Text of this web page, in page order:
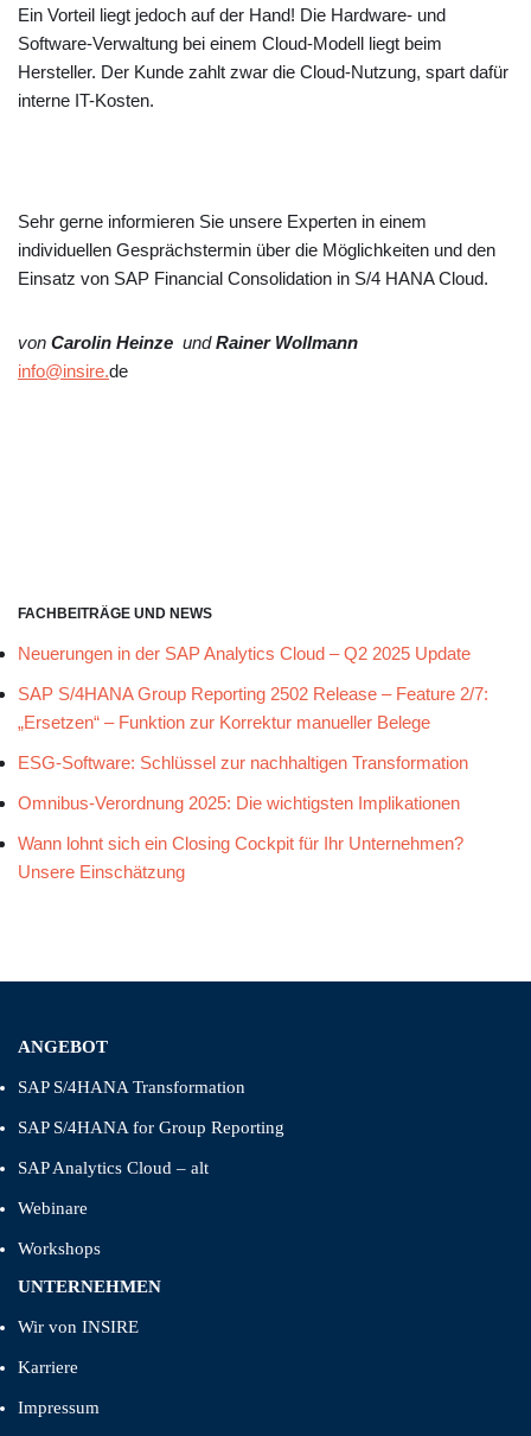
Ein Vorteil liegt jedoch auf der Hand! Die Hardware- und
Software-Verwaltung bei einem Cloud-Modell liegt beim
Hersteller. Der Kunde zahlt zwar die Cloud-Nutzung, spart dafür
interne IT-Kosten.
Sehr gerne informieren Sie unsere Experten in einem
individuellen Gesprächstermin über die Möglichkeiten und den
Einsatz von SAP Financial Consolidation in S/4 HANA Cloud.
von Carolin Heinze undRainer Wollmann
info@insire.de
FACHBEITRÄGE UND NEWS
Neuerungen in der SAP Analytics Cloud – Q2 2025 Update
SAP S/4HANA Group Reporting 2502 Release – Feature 2/7:
„Ersetzen“ – Funktion zur Korrektur manueller Belege
ESG-Software: Schlüssel zur nachhaltigen Transformation
Omnibus-Verordnung 2025: Die wichtigsten Implikationen
Wann lohnt sich ein Closing Cockpit für Ihr Unternehmen?
Unsere Einschätzung
ANGEBOT
SAP S/4HANA Transformation
SAP S/4HANA for Group Reporting
SAP Analytics Cloud – alt
Webinare
Workshops
UNTERNEHMEN
Wir von INSIRE
Karriere
Impressum